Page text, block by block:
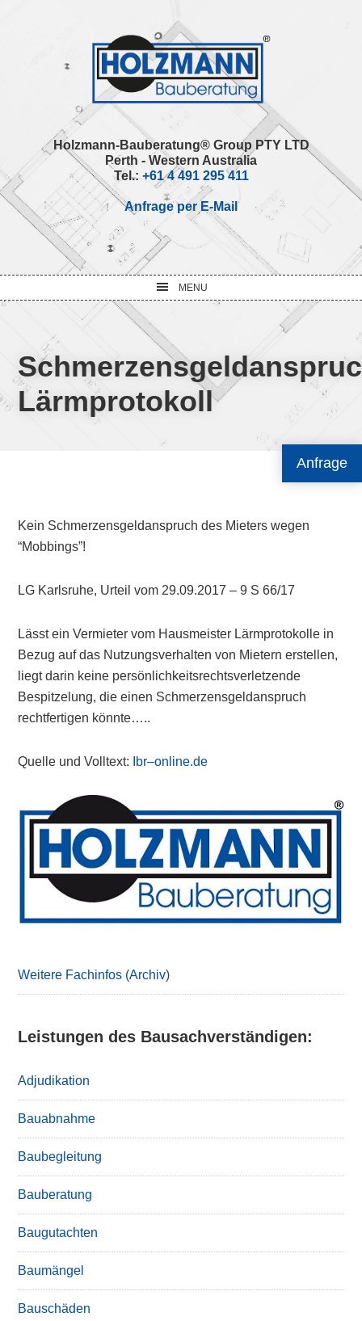
Anfrage
Holzmann-Bauberatung® Group PTY LTD
Perth - Western Australia
Tel.: +61 4 491 295 411
Anfrage per E-Mail
MENU
Lärmprotokoll
Kein Schmerzensgeldanspruch des Mieters wegen
“Mobbings”!
LG Karlsruhe, Urteil vom 29.09.2017 – 9 S 66/17
Lässt ein Vermieter vom Hausmeister Lärmprotokolle in
Bezug auf das Nutzungsverhalten von Mietern erstellen,
liegt darin keine persönlichkeitsrechtsverletzende
Bespitzelung, die einen Schmerzensgeldanspruch
rechtfertigen könnte…..
Quelle und Volltext: Ibr–online.de
Primary
Sidebar
Weitere Fachinfos (Archiv)
Leistungen des Bausachverständigen:
Adjudikation
Bauabnahme
Baubegleitung
Bauberatung
Baugutachten
Baumängel
Bauschäden